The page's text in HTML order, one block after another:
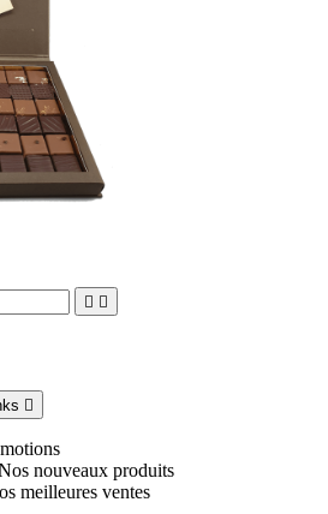
 

nouveaux produits
meilleures ventes